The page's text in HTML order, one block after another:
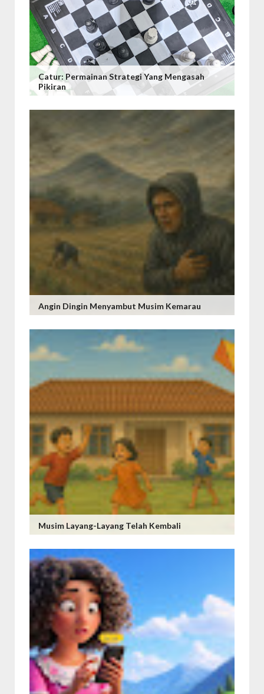
Catur: Permainan Strategi Yang Mengasah
Pikiran
Angin Dingin Menyambut Musim Kemarau
Musim Layang-Layang Telah Kembali